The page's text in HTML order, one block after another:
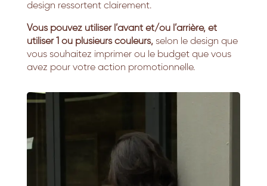
design ressortent clairement.
Vous pouvez utiliser l’avant et/ou l’arrière, et
utiliser 1 ou plusieurs couleurs,selon le design que
vous souhaitez imprimer ou le budget que vous
avez pour votre action promotionnelle.